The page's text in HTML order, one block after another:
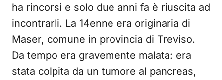
ha rincorsi e solo due anni fa è riuscita ad
incontrarli. La 14enne era originaria di
Maser, comune in provincia di Treviso.
Da tempo era gravemente malata: era
stata colpita da un tumore al pancreas,